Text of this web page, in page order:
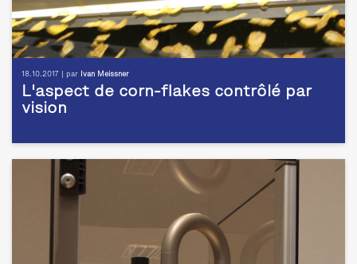
18.10.2017 | par Ivan Meissner
L'aspect de corn-flakes contrôlé par
vision